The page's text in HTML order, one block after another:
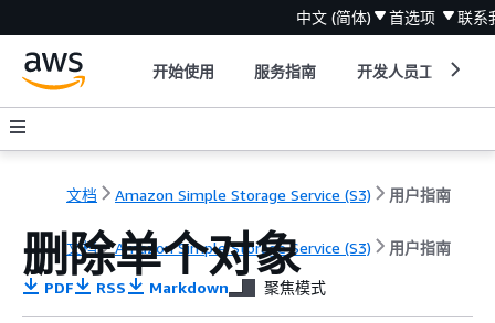
中文 (简体) 首选项 联系
开始使用 服务指南 开发人员工具
文档 Amazon Simple Storage Service (S3) 用户指南
文档 Amazon Simple Storage Service (S3) 用户指南
删除单个对象
PDF RSS Markdown 聚焦模式